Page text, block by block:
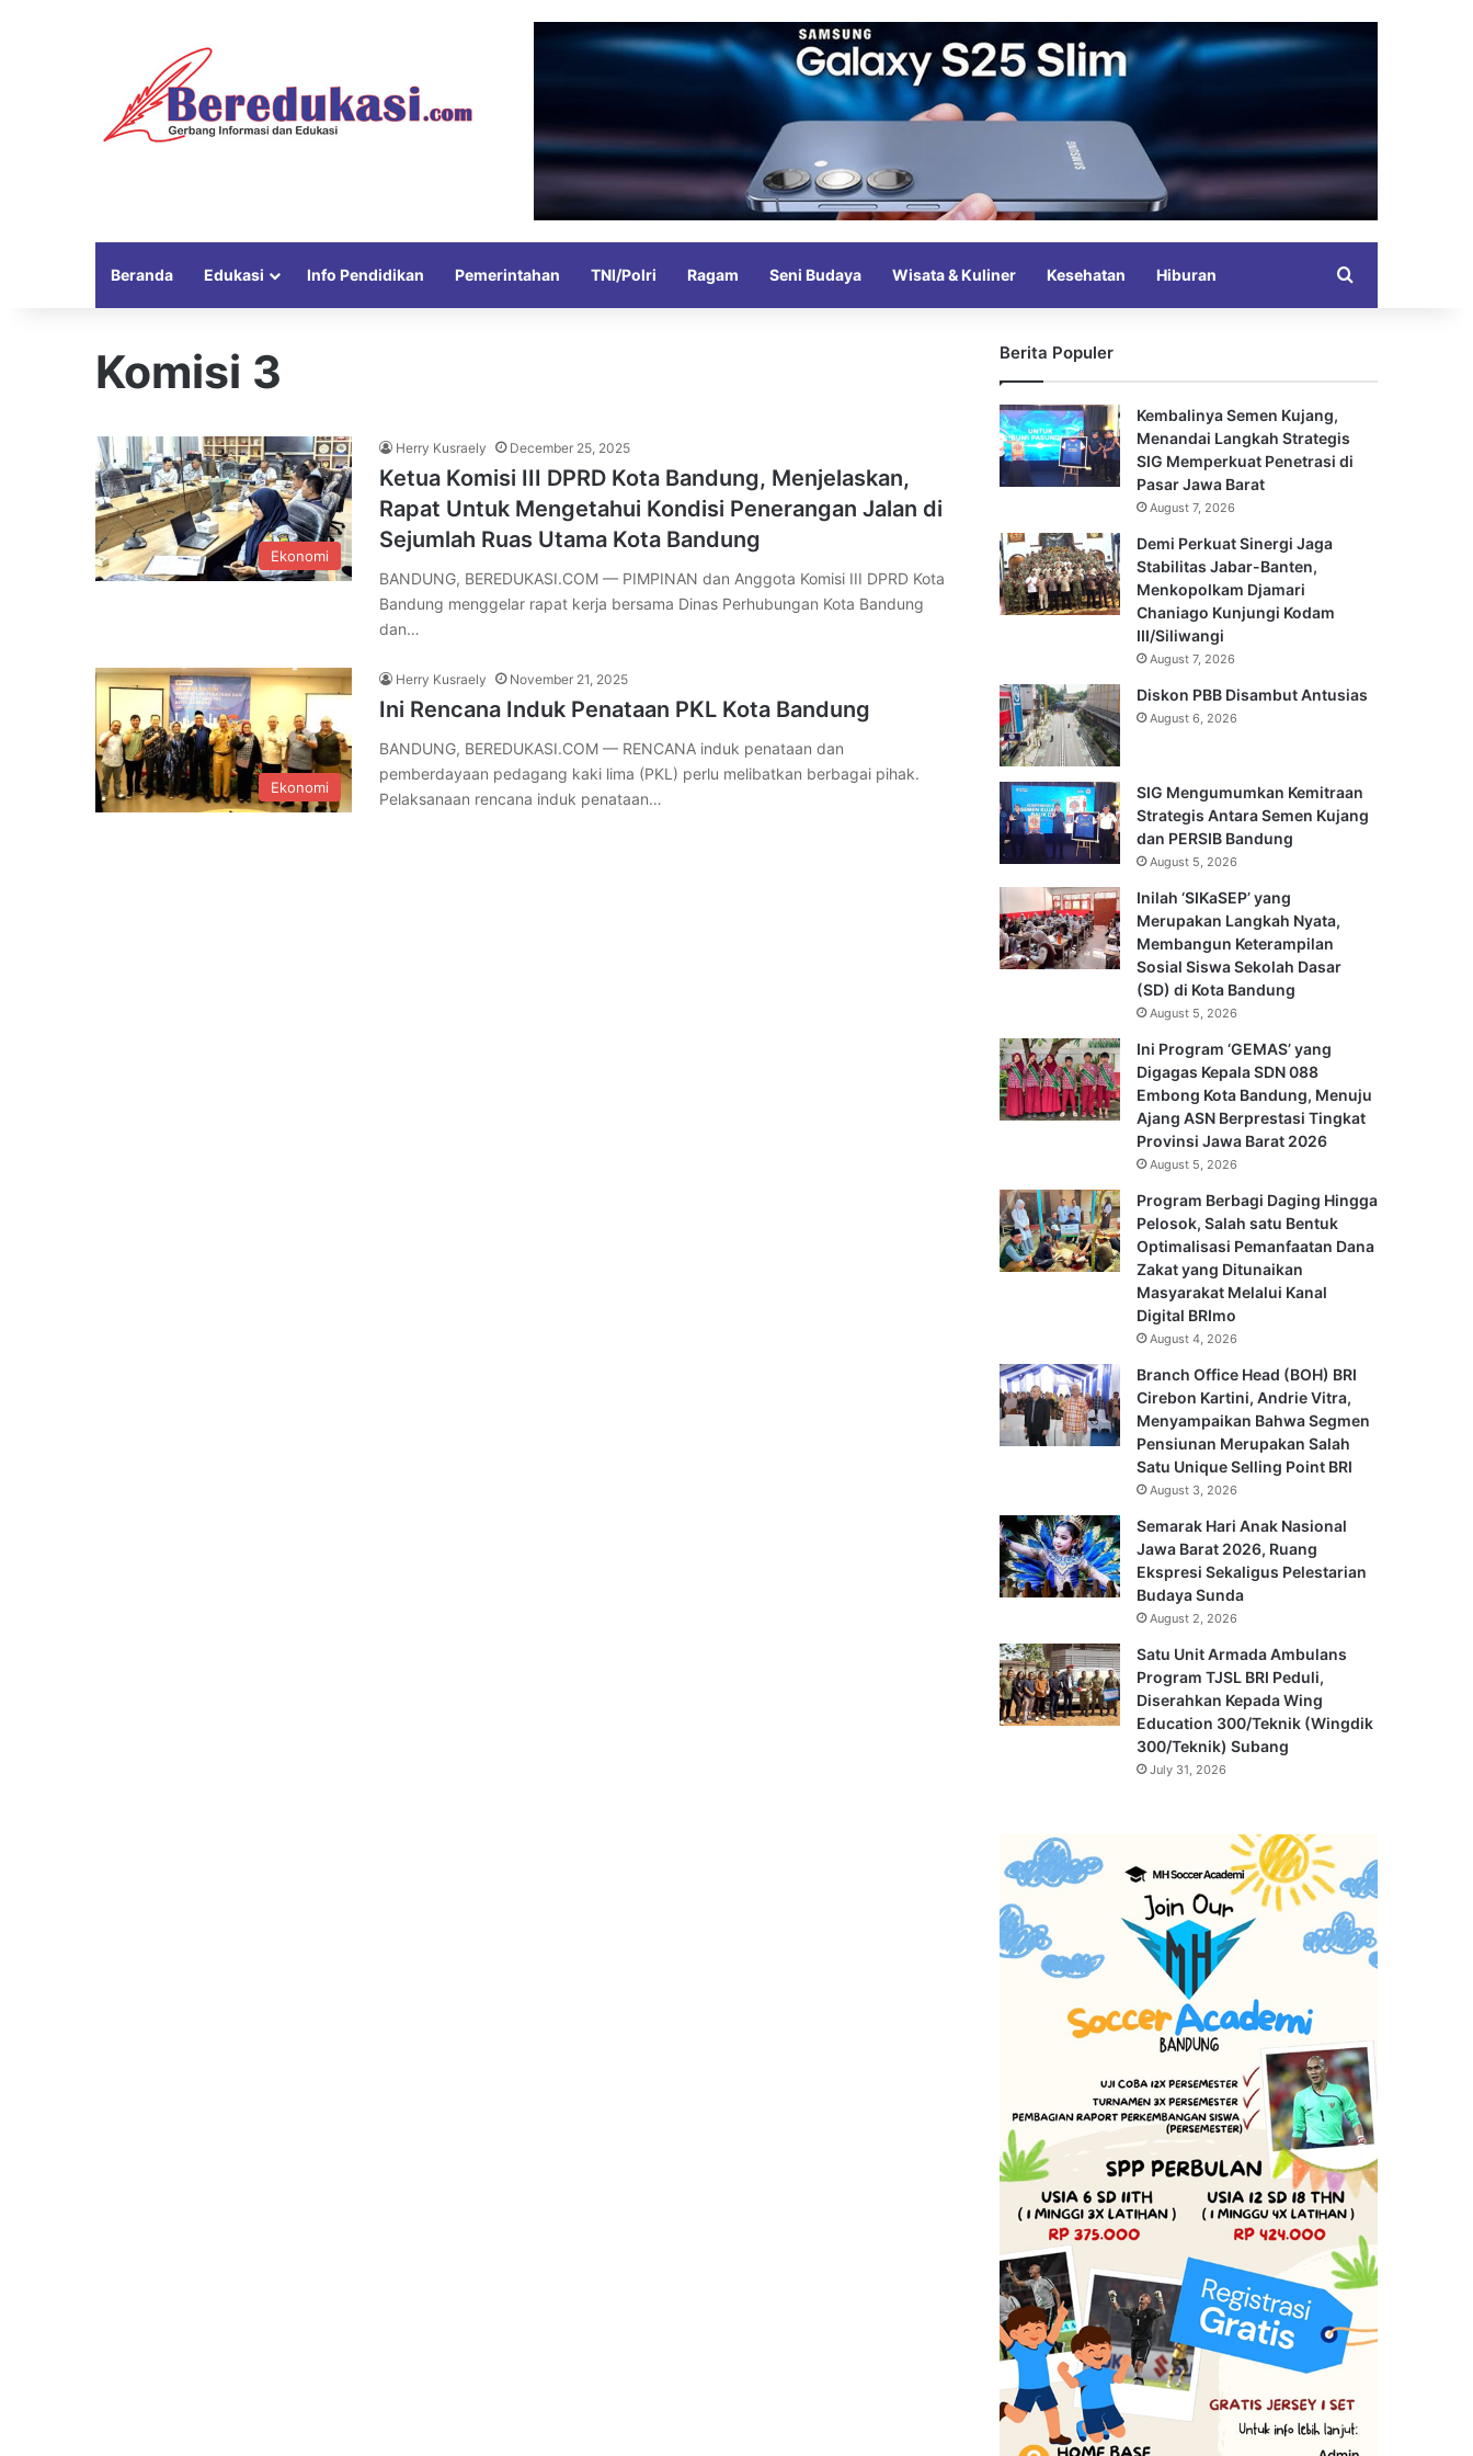
Beranda Edukasi Info Pendidikan Pemerintahan TNI/Polri Ragam Seni Budaya Wisata & Kuliner Kesehatan Hiburan
Komisi 3
Ekonomi
Herry Kusraely December 25, 2025
Ketua Komisi III DPRD Kota Bandung, Menjelaskan,
Rapat Untuk Mengetahui Kondisi Penerangan Jalan di
Sejumlah Ruas Utama Kota Bandung
BANDUNG, BEREDUKASI.COM — PIMPINAN dan Anggota Komisi III DPRD Kota
Bandung menggelar rapat kerja bersama Dinas Perhubungan Kota Bandung
dan…
Ekonomi
Herry Kusraely November 21, 2025
Ini Rencana Induk Penataan PKL Kota Bandung
BANDUNG, BEREDUKASI.COM — RENCANA induk penataan dan
pemberdayaan pedagang kaki lima (PKL) perlu melibatkan berbagai pihak.
Pelaksanaan rencana induk penataan…
Berita Populer
Kembalinya Semen Kujang,
Menandai Langkah Strategis
SIG Memperkuat Penetrasi di
Pasar Jawa Barat
August 7, 2026
Demi Perkuat Sinergi Jaga
Stabilitas Jabar-Banten,
Menkopolkam Djamari
Chaniago Kunjungi Kodam
III/Siliwangi
August 7, 2026
Diskon PBB Disambut Antusias
August 6, 2026
SIG Mengumumkan Kemitraan
Strategis Antara Semen Kujang
dan PERSIB Bandung
August 5, 2026
Inilah ‘SIKaSEP’ yang
Merupakan Langkah Nyata,
Membangun Keterampilan
Sosial Siswa Sekolah Dasar
(SD) di Kota Bandung
August 5, 2026
Ini Program ‘GEMAS’ yang
Digagas Kepala SDN 088
Embong Kota Bandung, Menuju
Ajang ASN Berprestasi Tingkat
Provinsi Jawa Barat 2026
August 5, 2026
Program Berbagi Daging Hingga
Pelosok, Salah satu Bentuk
Optimalisasi Pemanfaatan Dana
Zakat yang Ditunaikan
Masyarakat Melalui Kanal
Digital BRImo
August 4, 2026
Branch Office Head (BOH) BRI
Cirebon Kartini, Andrie Vitra,
Menyampaikan Bahwa Segmen
Pensiunan Merupakan Salah
Satu Unique Selling Point BRI
August 3, 2026
Semarak Hari Anak Nasional
Jawa Barat 2026, Ruang
Ekspresi Sekaligus Pelestarian
Budaya Sunda
August 2, 2026
Satu Unit Armada Ambulans
Program TJSL BRI Peduli,
Diserahkan Kepada Wing
Education 300/Teknik (Wingdik
300/Teknik) Subang
July 31, 2026